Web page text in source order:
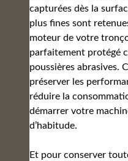
capturées dès la
plus fines sont
moteur de votre
parfaitement protégé
poussières abrasives.
préserver les
réduire la
démarrer votre
d’habitude.
Et pour conserver